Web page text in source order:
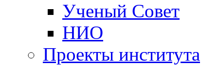
Ученый Совет
НИО
Проекты института